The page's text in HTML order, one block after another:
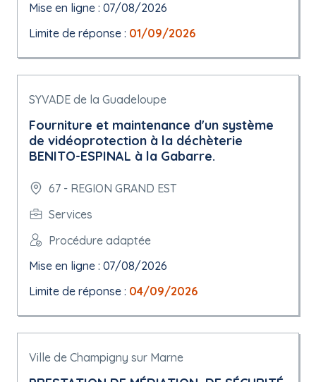
Mise en ligne : 07/08/2026
Limite de réponse : 01/09/2026
SYVADE de la Guadeloupe
Fourniture et maintenance d'un système
de vidéoprotection à la déchèterie
BENITO-ESPINAL à la Gabarre.
67 - REGION GRAND EST
Services
Procédure adaptée
Mise en ligne : 07/08/2026
Limite de réponse : 04/09/2026
Ville de Champigny sur Marne